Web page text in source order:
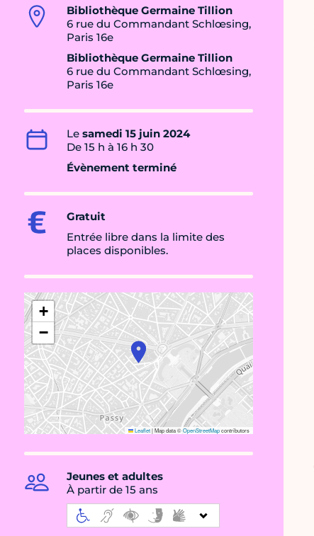
Bibliothèque Germaine Tillion
6 rue du Commandant Schlœsing,
Paris 16e
Bibliothèque Germaine Tillion
6 rue du Commandant Schlœsing,
Paris 16e
Le samedi 15 juin 2024
De 15 h à 16 h 30
Évènement terminé
Gratuit
Entrée libre dans la limite des
places disponibles.
+
−
Leaflet|Map data ©OpenStreetMapcontributors
Jeunes et adultes
À partir de 15 ans